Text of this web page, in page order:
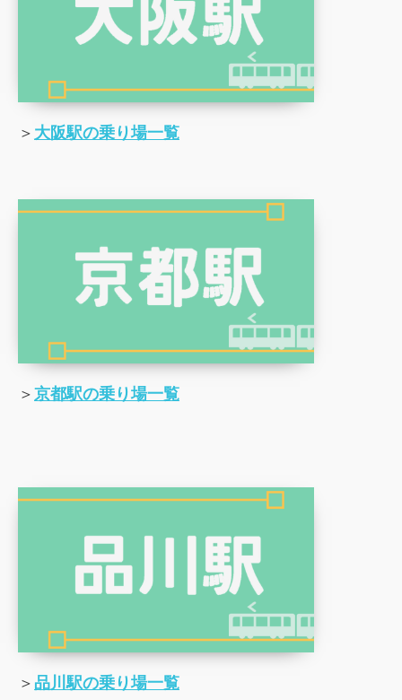
＞ 大阪駅の乗り場一覧
＞ 京都駅の乗り場一覧
＞ 品川駅の乗り場一覧